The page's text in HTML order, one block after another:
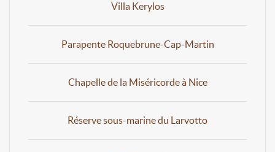
Villa Kerylos
Parapente Roquebrune-Cap-Martin
Chapelle de la Miséricorde à Nice
Réserve sous-marine du Larvotto